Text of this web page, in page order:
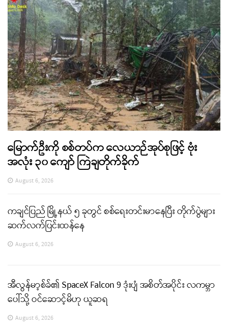
မြောက်ဦးကို စစ်တပ်က လေယာဉ်အုပ်စုဖြင့် ဗုံး
အလုံး ၃၀ ကျော် ကြဲချတိုက်ခိုက်
August 6, 2026
ကချင်ပြည် မြို့နယ် ၅ ခုတွင် စစ်ရေးတင်းမာနေပြီး တိုက်ပွဲများ
ဆက်လက်ပြင်းထန်နေ
August 6, 2026
အီလွန်မာ့စ်ခ်၏ SpaceX Falcon 9 ဒုံးပျံ အစိတ်အပိုင်း လကမ္ဘာ
ပေါ်သို့ ဝင်ဆောင့်မိဟု ယူဆရ
August 6, 2026